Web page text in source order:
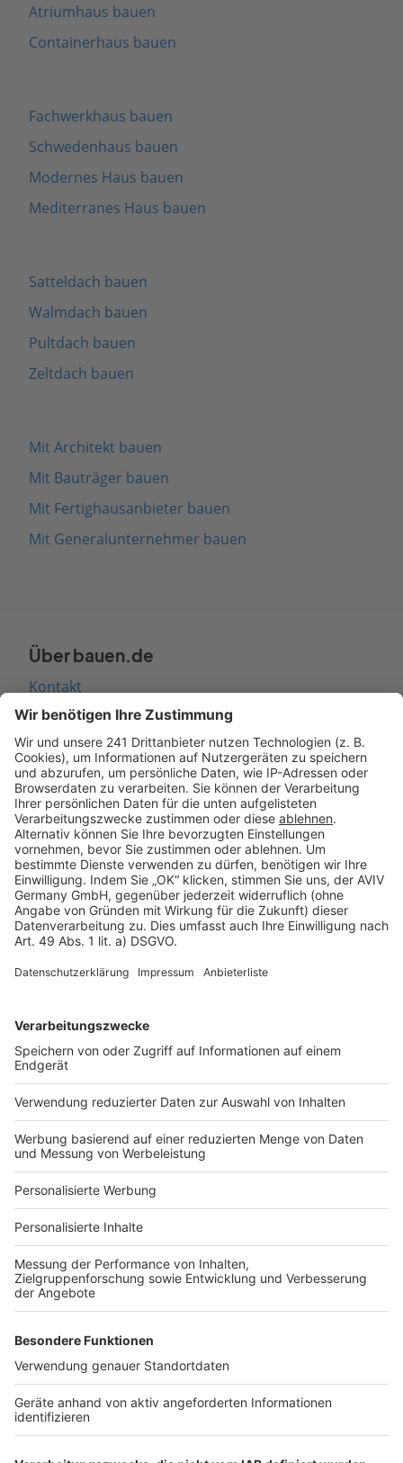
Atriumhaus bauen
Containerhaus bauen
Fachwerkhaus bauen
Schwedenhaus bauen
Modernes Haus bauen
Mediterranes Haus bauen
Satteldach bauen
Walmdach bauen
Pultdach bauen
Zeltdach bauen
Mit Architekt bauen
Mit Bauträger bauen
Mit Fertighausanbieter bauen
Mit Generalunternehmer bauen
Über bauen.de
Kontakt
Seitenaufbau
Barrierefreiheit
Cookie Einstellungen
Rechtliches
AGB-Übersicht
Datenschutz
Impressum
Services
Bauprojekt-Quiz
Häuser-Suche
Hausanbieter-Suche
Bauprojekt-Profil
Für Unternehmen
Ihre Baufirma auf bauen.de
Kostenloses Infogespräch